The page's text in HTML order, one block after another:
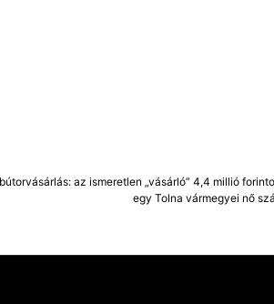
az ismeretlen „vásárló” 4,4 millió
egy Tolna vármegyei nő